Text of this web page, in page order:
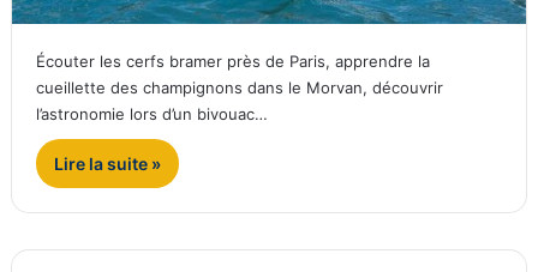
Écouter les cerfs bramer près de Paris, apprendre la
cueillette des champignons dans le Morvan, découvrir
l’astronomie lors d’un bivouac…
Lire la suite »